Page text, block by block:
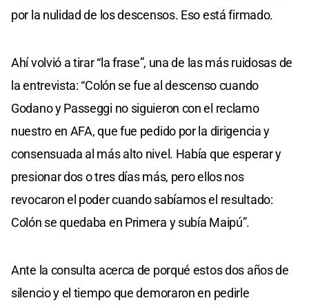
por la nulidad de los descensos. Eso está firmado.
Ahí volvió a tirar “la frase”, una de las más ruidosas de
la entrevista: “Colón se fue al descenso cuando
Godano y Passeggi no siguieron con el reclamo
nuestro en AFA, que fue pedido por la dirigencia y
consensuada al más alto nivel. Había que esperar y
presionar dos o tres días más, pero ellos nos
revocaron el poder cuando sabíamos el resultado:
Colón se quedaba en Primera y subía Maipú”.
Ante la consulta acerca de porqué estos dos años de
silencio y el tiempo que demoraron en pedirle